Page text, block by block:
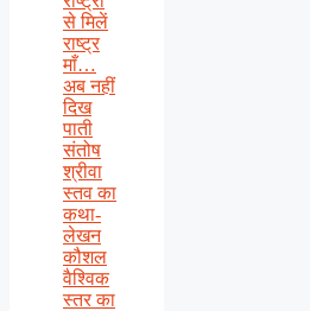
से मिलें
राष्ट्र
माँ…
अब नहीं
दिख
पाती
संतोष
श्रीवा
स्तव का
कथा-
लेखन
कौशल
वैश्विक
स्तर का